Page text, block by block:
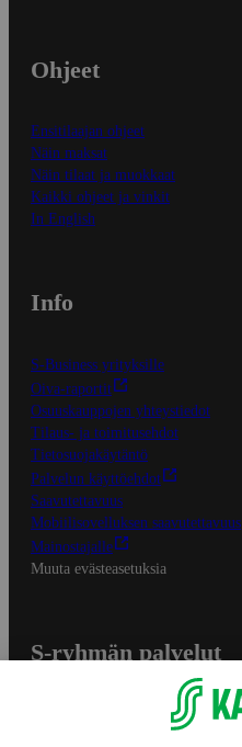
Ohjeet
Ensitilaajan ohjeet
Näin maksat
Näin tilaat ja muokkaat
Kaikki ohjeet ja vinkit
In English
Info
S-Business yrityksille
Oiva-raportit
Osuuskauppojen yhteystiedot
Tilaus- ja toimitusehdot
Tietosuojakäytäntö
Palvelun käyttöehdot
Saavutettavuus
Mobiilisovelluksen saavutettavuus
Mainostajalle
Muuta evästeasetuksia
S-ryhmän palvelut